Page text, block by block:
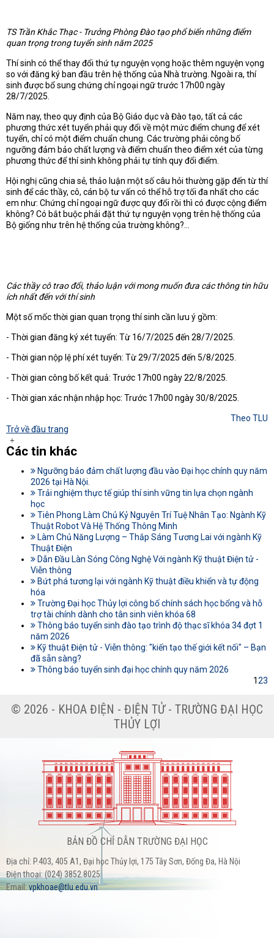
TS Trần Khắc Thạc - Trưởng Phòng Đào tạo phổ biến những điểm
quan trọng trong tuyển sinh năm 2025
Thí sinh có thể thay đổi thứ tự nguyện vọng hoặc thêm nguyện vọng
so với đăng ký ban đầu trên hệ thống của Nhà trường. Ngoài ra, thí
sinh được bổ sung chứng chỉ ngoại ngữ trước 17h00 ngày
28/7/2025.
Năm nay, theo quy định của Bộ Giáo dục và Đào tạo, tất cả các
phương thức xét tuyển phải quy đổi về một mức điểm chung để xét
tuyển, chỉ có một điểm chuẩn chung. Các trường phải công bố
ngưỡng đảm bảo chất lượng và điểm chuẩn theo điểm xét của từng
phương thức để thí sinh không phải tự tính quy đổi điểm.
Hội nghị cũng chia sẻ, thảo luận một số câu hỏi thường gặp đến từ thí
sinh để các thầy, cô, cán bộ tư vấn có thể hỗ trợ tối đa nhất cho các
em như: Chứng chỉ ngoại ngữ được quy đổi rồi thì có được cộng điểm
không? Có bắt buộc phải đặt thứ tự nguyện vọng trên hệ thống của
Bộ giống như trên hệ thống của trường không?...
Các thầy cô trao đổi, thảo luận với mong muốn đưa các thông tin hữu
ích nhất đến với thí sinh
Một số mốc thời gian quan trọng thí sinh cần lưu ý gồm:
- Thời gian đăng ký xét tuyển: Từ 16/7/2025 đến 28/7/2025.
- Thời gian nộp lệ phí xét tuyển: Từ 29/7/2025 đến 5/8/2025.
- Thời gian công bố kết quả: Trước 17h00 ngày 22/8/2025.
- Thời gian xác nhận nhập học: Trước 17h00 ngày 30/8/2025.
Theo TLU
Trở về đầu trang
Các tin khác
Ngưỡng bảo đảm chất lượng đầu vào Đại học chính quy năm
2026 tại Hà Nội.
Trải nghiệm thực tế giúp thí sinh vững tin lựa chọn ngành
học
Tiên Phong Làm Chủ Kỷ Nguyên Trí Tuệ Nhân Tạo: Ngành Kỹ
Thuật Robot Và Hệ Thống Thông Minh
Làm Chủ Năng Lượng – Thắp Sáng Tương Lai với ngành Kỹ
Thuật Điện
Dẫn Đầu Làn Sóng Công Nghệ Với ngành Kỹ thuật Điện tử -
Viễn thông
Bứt phá tương lại với ngành Kỹ thuật điều khiển và tự động
hóa
Trường Đại học Thủy lợi công bố chính sách học bổng và hỗ
trợ tài chính dành cho tân sinh viên khóa 68
Thông báo tuyển sinh đào tạo trình độ thạc sĩ khóa 34 đợt 1
năm 2026
Kỹ thuật Điện tử - Viễn thông: "kiến tạo thế giới kết nối" – Bạn
đã sẵn sàng?
Thông báo tuyển sinh đại học chính quy năm 2026
123
© 2026 - KHOA ĐIỆN - ĐIỆN TỬ - TRƯỜNG ĐẠI HỌC
THỦY LỢI
BẢN ĐỒ CHỈ DẪN TRƯỜNG ĐẠI HỌC
Địa chỉ: P.403, 405 A1, Đại học Thủy lợi, 175 Tây Sơn, Đống Đa, Hà Nội
Điện thoại: (024) 3852.8025
Email:vpkhoae@tlu.edu.vn